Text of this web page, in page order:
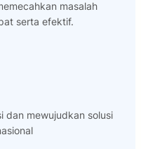
masalah
serta efektif.
dan mewujudkan solusi